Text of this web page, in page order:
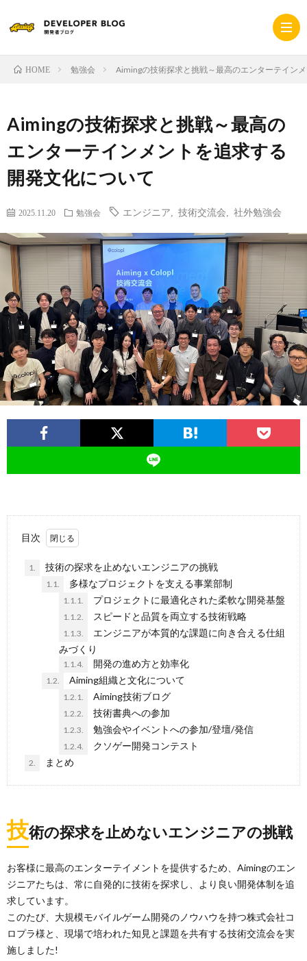
イ
ト
ポ
レ
ー
ト
サ
ト
ラ
イ
バ
シ
ー
リ
HOME 勉強会 Aimingの技術探求と挑戦～最高のエンターテイン
Aimingの技術探求と挑戦～最高の
エンターテインメントを追求する
開発文化について
2025.11.20 勉強会 エンジニア 技術交流会 社外勉強会
目次
1. 技術の探求を止めないエンジニアの挑戦
1.1. 多様なプロジェクトを支える事業部制
1.1.1. プロジェクトに最適化された柔軟な開発基盤
1.1.2. スピードと品質を両立する技術戦略
1.1.3.
エンジニアが本質的な課題に向き合える仕組
みづくり
1.1.4. 開発の進め方と効率化
1.2. Aiming組織と文化について
1.2.1. Aiming技術ブログ
1.2.2. 技術書典への参加
1.2.3. 勉強会やイベントへの参加/登壇/発信
1.2.4. クソゲー開発コンテスト
2. まとめ
技術の探求を止めないエンジニアの挑戦
お客様に最高のエンターテイメントを提供するため、Aimingのエン
ジニアたちは、常に自発的に技術を探求し、より良い開発体制を追
求しています。
このたび、大規模モバイルゲーム開発のノウハウを持つ株式会社コ
ロプラ様と、現場で培われた知見と課題を共有する技術交流会を実
施しました!